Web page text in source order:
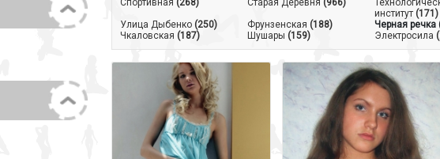
Спортивная (268) Старая Деревня (966)
институт(171)
Улица Дыбенко (250) Фрунзенская (188) Черная речка
Чкаловская (187) Шушары (159) Электросила